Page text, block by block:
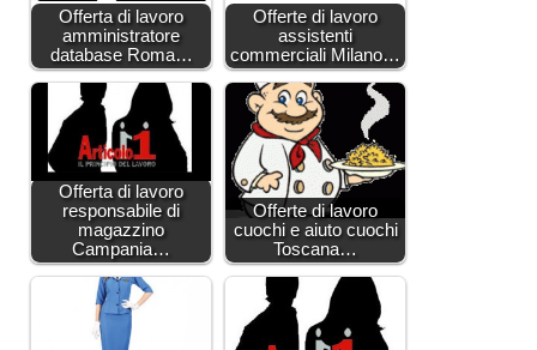
Offerta di lavoro
amministratore
database Roma…
Offerte di lavoro
assistenti
commerciali Milano…
Offerta di lavoro
responsabile di
magazzino
Campania…
Offerte di lavoro
cuochi e aiuto cuochi
Toscana…